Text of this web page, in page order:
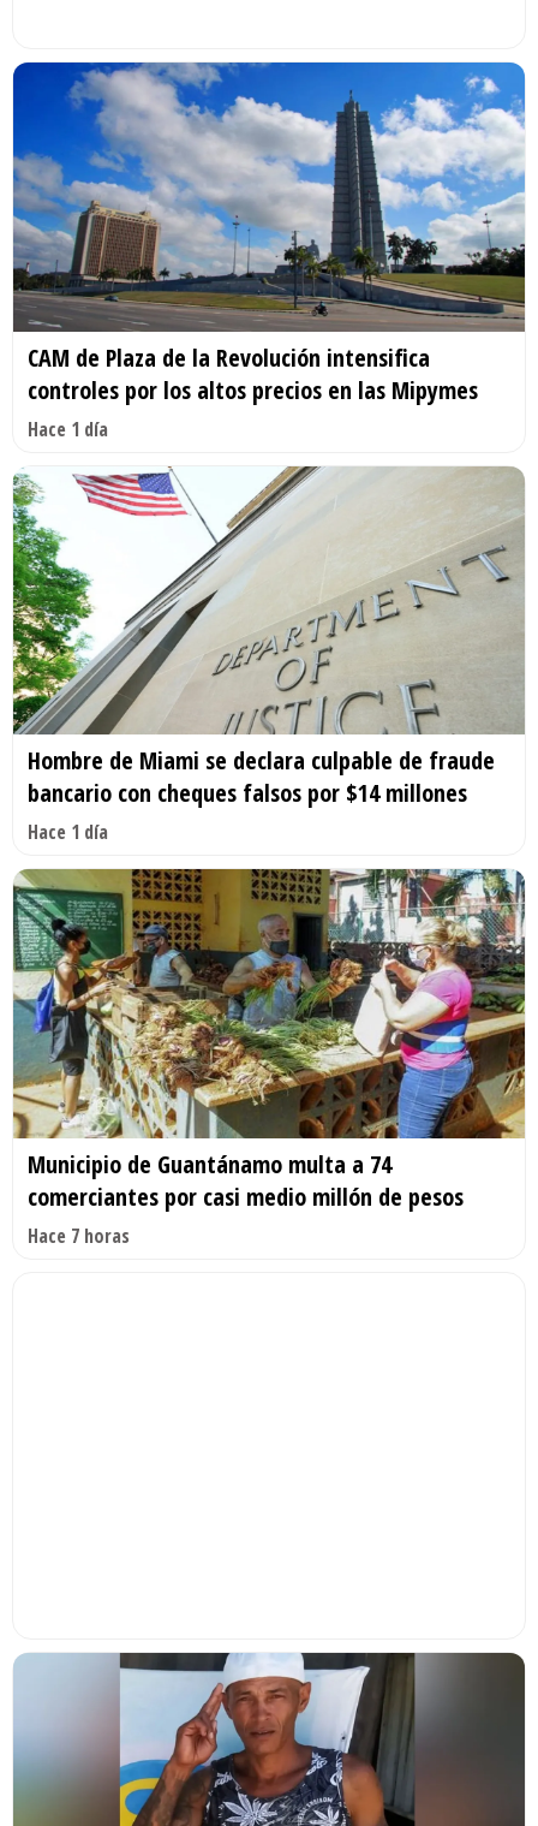
CAM de Plaza de la Revolución intensifica
controles por los altos precios en las Mipymes
Hace 1 día
Hombre de Miami se declara culpable de fraude
bancario con cheques falsos por $14 millones
Hace 1 día
Municipio de Guantánamo multa a 74
comerciantes por casi medio millón de pesos
Hace 7 horas